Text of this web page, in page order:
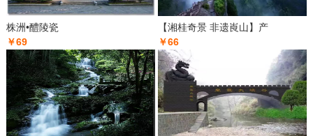
株洲•醴陵瓷
￥69
【湘桂奇景 非遗崀山】产
￥66